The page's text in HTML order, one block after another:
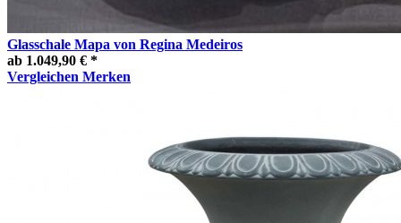
Glasschale Mapa von Regina Medeiros
ab 1.049,90 € *
Vergleichen Merken